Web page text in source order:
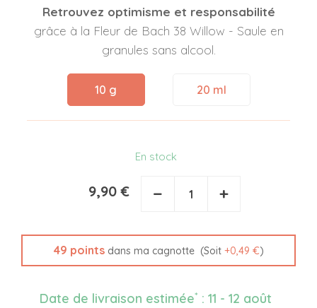
Retrouvez optimisme et responsabilité
grâce à la Fleur de Bach 38 Willow - Saule en
granules sans alcool.
10 g 20 ml
En stock
9,90 € − +
49 pointsdans ma cagnotte (Soit +0,49 €)
Date de livraison estimée* : 11 - 12 août